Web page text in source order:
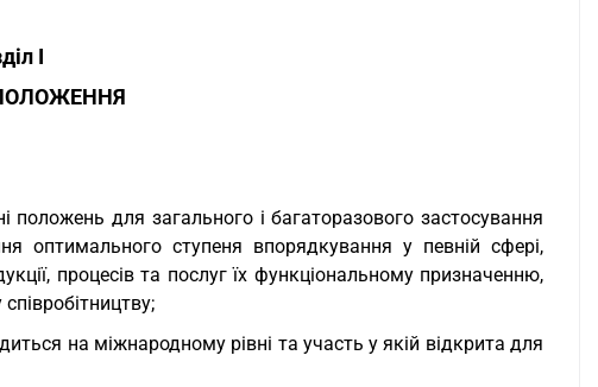
I
положень для загального і багаторазового застосування
ступеня впорядкування у певній сфері,
процесів та послуг їх функціональному призначенню,
на міжнародному рівні та участь у якій відкрита для